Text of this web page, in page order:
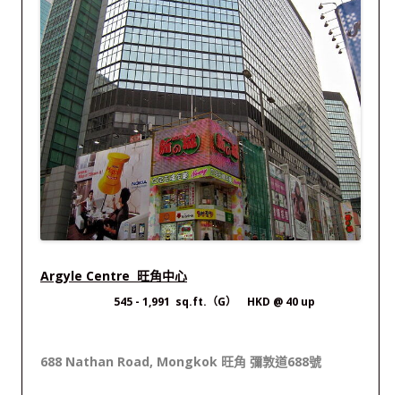
Argyle Centre 旺角中心
545 - 1,991 sq.ft.（G） HKD @ 40 up
688 Nathan Road, Mongkok 旺角 彌敦道688號